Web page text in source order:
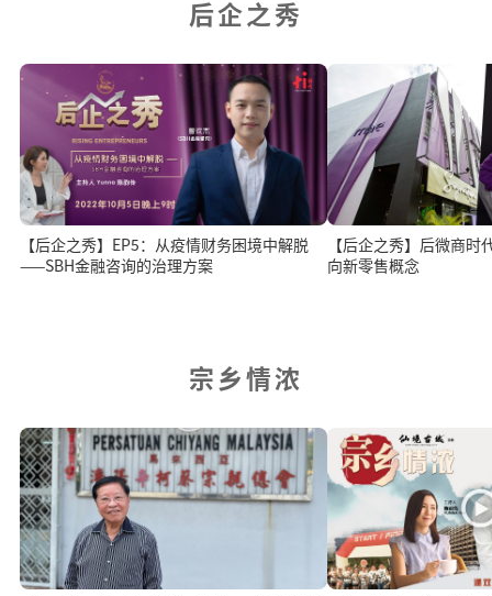
后企之秀
【后企之秀】EP5：从疫情财务困境中解脱
——SBH金融咨询的治理方案
【后企之秀】后微商时
向新零售概念
宗乡情浓